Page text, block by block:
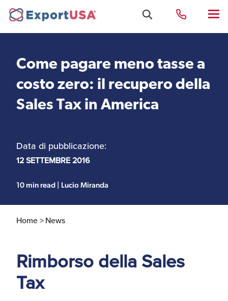
Uffici e Team Exportusa
di Rimini
ExportUSA a Bruxelles
Perchè gli Stati Uniti
Fiscali
Visti USA
Servizi Expat Italiani
negli USA
Come pagare meno tasse a
costo zero: il recupero della
Sales Tax in America
Data di pubblicazione:
12 SETTEMBRE 2016
10 min read | Lucio Miranda
Home >News
Rimborso della Sales
Tax